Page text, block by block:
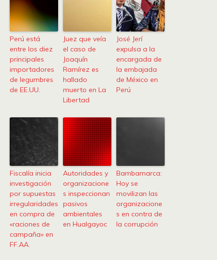
Perú está
entre los diez
principales
importadores
de legumbres
de EE.UU.
Juez que veía
el caso de
Joaquín
Ramírez es
hallado
muerto en La
Libertad
José Jerí
expulsa a la
encargada de
la embajada
de México en
Perú
Fiscalía inicia
investigación
por supuestas
irregularidades
en compra de
«raciones de
campaña» en
FF.AA.
Autoridades y
organizacione
s inspeccionan
pasivos
ambientales
en Hualgayoc
Bambamarca:
Hoy se
movilizan las
organizacione
s en contra de
la corrupción